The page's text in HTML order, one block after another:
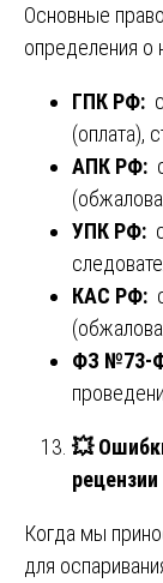
Основные
определения о
ГПК РФ:
(оплата),
АПК РФ:
УПК РФ:
КАС РФ:
ФЗ №73-
💥
рецензии
Когда мы
для